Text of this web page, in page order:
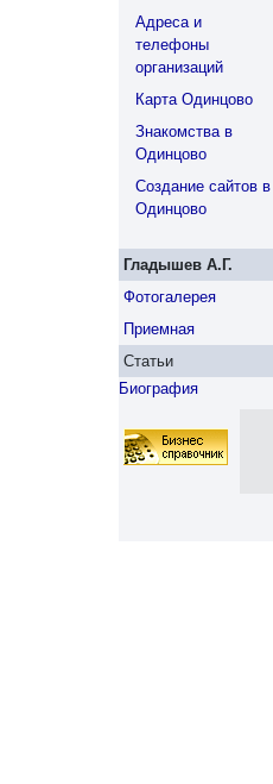
Адреса и
телефоны
организаций
Карта Одинцово
Знакомства в
Одинцово
Создание сайтов в
Одинцово
Гладышев А.Г.
Фотогалерея
Приемная
Статьи
Биография